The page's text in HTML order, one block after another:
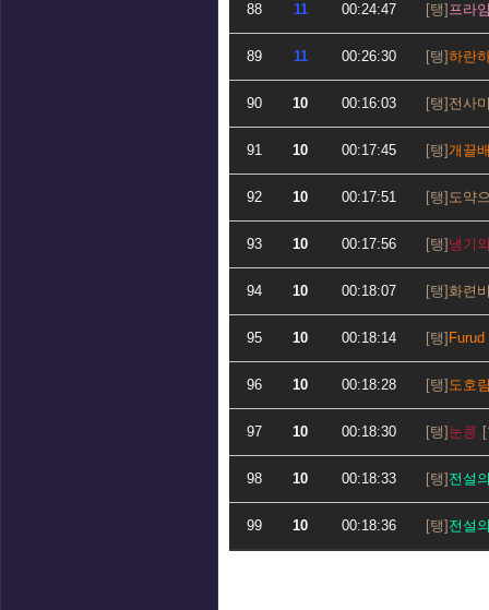
88 11 00:24:47 프라
89 11 00:26:30 하란
90 10 00:16:03 전사
91 10 00:17:45 개끌
92 10 00:17:51 도약
93 10 00:17:56 냉기
94 10 00:18:07 화련
95 10 00:18:14 Furud
96 10 00:18:28 도호
97 10 00:18:30 눈콩
98 10 00:18:33 전설
99 10 00:18:36 전설